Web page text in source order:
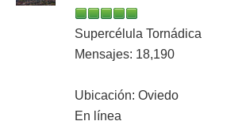
Supercélula Tornádica
Mensajes: 18,190
Ubicación: Oviedo
En línea